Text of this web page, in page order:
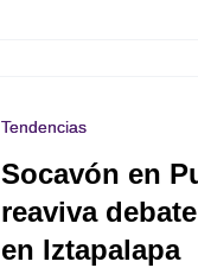
Tendencias
Socavón en
reaviva
en Iztapalapa